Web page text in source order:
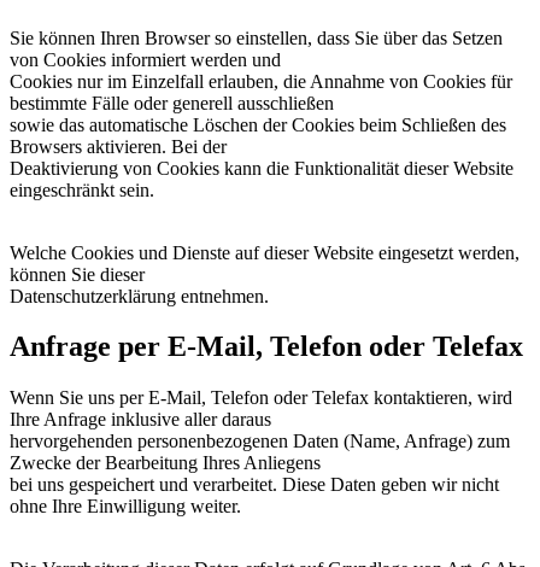
Sie können Ihren Browser so einstellen, dass Sie über das Setzen
von Cookies informiert werden und
Cookies nur im Einzelfall erlauben, die Annahme von Cookies für
bestimmte Fälle oder generell ausschließen
sowie das automatische Löschen der Cookies beim Schließen des
Browsers aktivieren. Bei der
Deaktivierung von Cookies kann die Funktionalität dieser Website
eingeschränkt sein.
Welche Cookies und Dienste auf dieser Website eingesetzt werden,
können Sie dieser
Datenschutzerklärung entnehmen.
Anfrage per E-Mail, Telefon oder Telefax
Wenn Sie uns per E-Mail, Telefon oder Telefax kontaktieren, wird
Ihre Anfrage inklusive aller daraus
hervorgehenden personenbezogenen Daten (Name, Anfrage) zum
Zwecke der Bearbeitung Ihres Anliegens
bei uns gespeichert und verarbeitet. Diese Daten geben wir nicht
ohne Ihre Einwilligung weiter.